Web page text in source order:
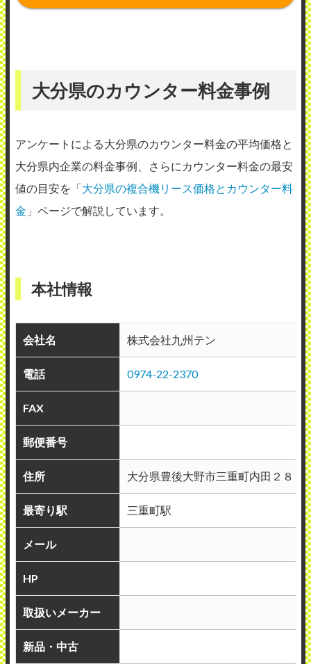
大分県のカウンター料金事例
アンケートによる大分県のカウンター料金の平均価格と
大分県内企業の料金事例、さらにカウンター料金の最安
値の目安を「大分県の複合機リース価格とカウンター料
金 」ページで解説しています。
本社情報
会社名 株式会社九州テン
電話 0974-22-2370
FAX
郵便番号
住所 大分県豊後大野市三重町内田２８２
最寄り駅 三重町駅
メール
HP
取扱いメーカー
新品・中古